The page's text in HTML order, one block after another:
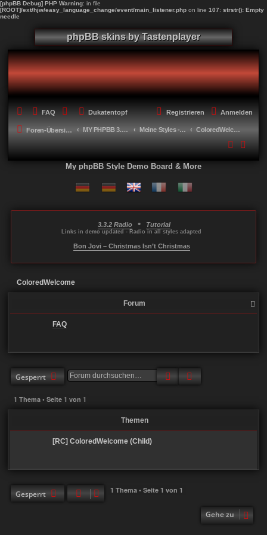
[phpBB Debug] PHP Warning: in file
[ROOT]/ext/hjw/easy_language_change/event/main_listener.php on line 107: strstr(): Empty
needle
phpBB skins by Tastenplayer
FAQ Dukatentopf Anmelden
Registrieren
Foren-Übersicht MY PHPBB 3.2.X STYLES Meine Styles - My style creations ColoredWelcome
My phpBB Style Demo Board & More
3.3.2 Radio • Tutorial
Links in demo updated - Radio in all styles adapted
Bon Jovi – Christmas Isn’t Christmas
ColoredWelcome
Forum
FAQ
Gesperrt Suche
1 Thema • Seite 1 von 1
Themen
[RC] ColoredWelcome (Child)
Gesperrt 1 Thema • Seite 1 von 1
Gehe zu